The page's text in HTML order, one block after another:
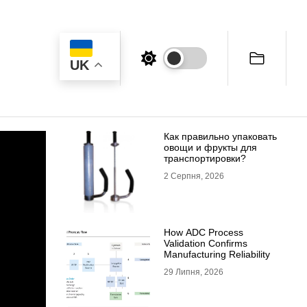
UK
Как правильно упаковать
овощи и фрукты для
транспортировки?
2 Серпня, 2026
How ADC Process
Validation Confirms
Manufacturing Reliability
29 Липня, 2026